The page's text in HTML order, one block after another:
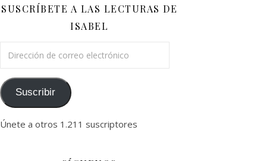
SUSCRÍBETE A LAS LECTURAS DE
ISABEL
Suscribir
Únete a otros 1.211 suscriptores